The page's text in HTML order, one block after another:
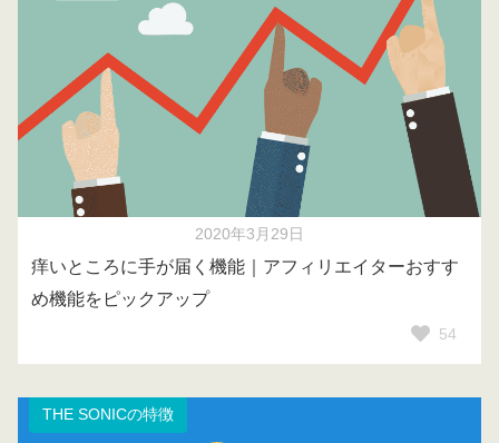
2020年3月29日
痒いところに手が届く機能｜アフィリエイターおすす
め機能をピックアップ
54
THE SONICの特徴